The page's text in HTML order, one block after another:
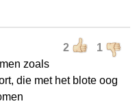
2 1
zoals
die met het blote oog